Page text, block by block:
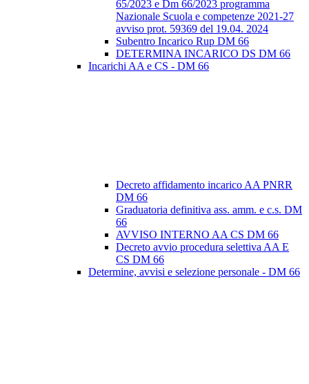
65/2023 e Dm 66/2023 programma
Nazionale Scuola e competenze 2021-27
avviso prot. 59369 del 19.04. 2024
Subentro Incarico Rup DM 66
DETERMINA INCARICO DS DM 66
Incarichi AA e CS - DM 66
Decreto affidamento incarico AA PNRR
DM 66
Graduatoria definitiva ass. amm. e c.s. DM
66
AVVISO INTERNO AA CS DM 66
Decreto avvio procedura selettiva AA E
CS DM 66
Determine, avvisi e selezione personale - DM 66